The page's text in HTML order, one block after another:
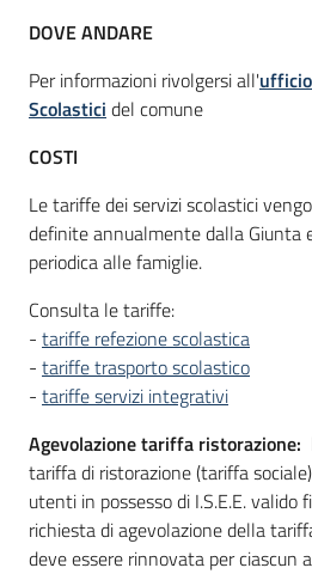
DOVE ANDARE
Per informazioni rivolgersi all'
Scolastici del comune
COSTI
Le tariffe dei servizi scolastici
definite annualmente dalla Giunta
periodica alle famiglie.
Consulta le tariffe:
- tariffe refezione scolastica
- tariffe trasporto scolastico
- tariffe servizi integrativi
Agevolazione tariffa ristorazione:
tariffa di ristorazione (tariffa
utenti in possesso di I.S.E.E.
richiesta di agevolazione della
deve essere rinnovata per ciascun